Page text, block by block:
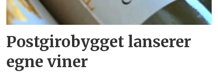
Postgirobygget lanserer
egne viner